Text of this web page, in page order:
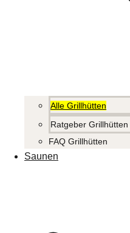
Alle Grillhütten
Ratgeber Grillhütten
FAQ Grillhütten
Saunen